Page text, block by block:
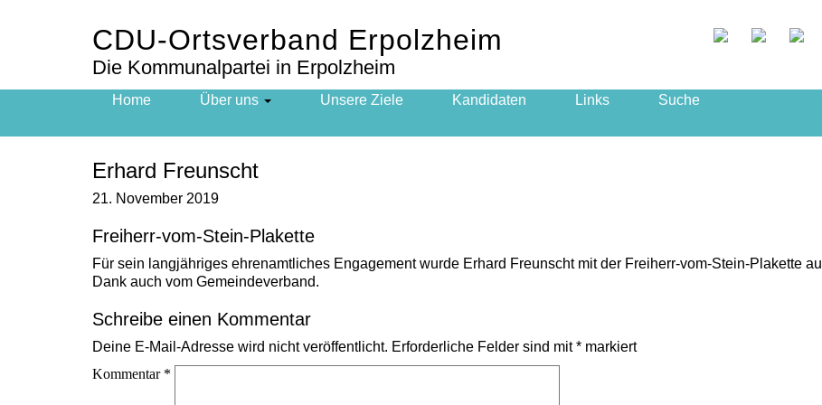
CDU-Ortsverband Erpolzheim
Die Kommunalpartei in Erpolzheim
Hauptnavigation
Home Über uns Unsere Ziele Kandidaten Links Suche
Erhard Freunscht
21. November 2019
Freiherr-vom-Stein-Plakette
Für sein langjähriges ehrenamtliches Engagement wurde Erhard Freunscht mit der Freiherr-vom-Stein-Plakette
Dank auch vom Gemeindeverband.
Schreibe einen Kommentar
Deine E-Mail-Adresse wird nicht veröffentlicht. Erforderliche Felder sind mit* markiert
Kommentar *